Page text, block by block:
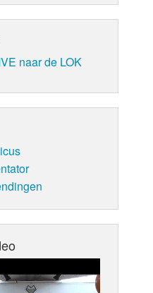
naar de LOK